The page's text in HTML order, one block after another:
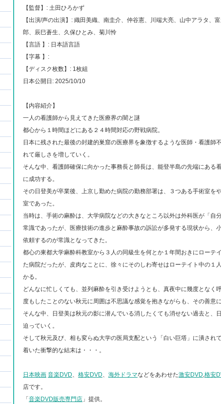
【監督】: 土田ひろかず
【出演/声の出演】: 織田美織、南圭介、仲谷憲、川端⼤亮、山中アラタ、
郎、⾠⺒蒼⽣、久保ひとみ、菊川怜
【言語 】: 日本語言語
【字幕 】:
【ディスク枚数】: 1枚組
日本公開日: 2025/10/10
【内容紹介】
⼀⼈の看護師から⾒えてきた医療界の闇と謎
都⼼から１時間ほどにある２４時間対応の野戦病院。
⽇本に残された最後の封建的巣窟の医療界を象徴するような医師・看護師
れて厳しさを増していく。
そんな中、看護師確保に向かった事務⻑と師⻑は、能登半島の先端にある
に成功する。
その⽇登美が卒業後、上京し勤めた病院の勤務部署は、３つある⼿術室を
室であった。
当時は、⼿術の⿇酔は、⼤学病院などの⼤きなところ以外は外科医が「⾃
常識であったが、医療技術の進歩と⿇酔事故の訴訟が多発する現状から、
依頼するのが常識となってきた。
都⼼の東都⼤学⿇酔科教室から３⼈の同級⽣を何とか１年間おきにローテ
た病院だったが、⽪⾁なことに、徐々にそのしわ寄せはローテイト中の１
かる。
どんなに忙しくても、並列⿇酔を引き受けようとも、真夜中に幾度となく
度もしたことのない秋元に周囲は不思議な感覚を抱きながらも、その善意
そんな中、⽇登美は秋元の影に潜んでいる消したくても消せない過去と、
迫っていく。
そして秋元及び、相も変らぬ⼤学の医局⽀配という「⽩い巨塔」に潰され
着いた衝撃的な結末は・・・。
日本映画 音楽DVD、 格安DVD、 海外ドラマなどをあわせた激安DVD,格安
店です。
「 音楽DVD販売専門店 」提供。